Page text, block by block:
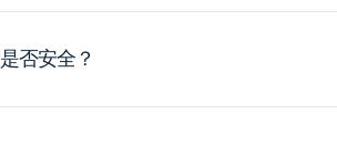
否安全？